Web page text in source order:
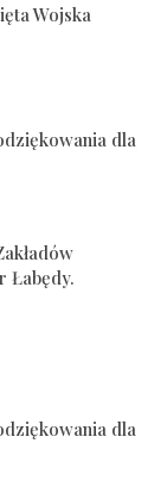
Wojska
dla
Łabędy.
dla